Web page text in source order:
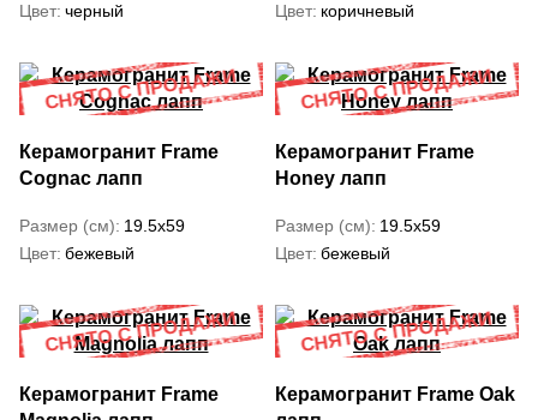
Цвет черный
Цвет коричневый
Керамогранит Frame
Cognac лапп
Размер (см) 19.5x59
Цвет бежевый
Керамогранит Frame
Honey лапп
Размер (см) 19.5x59
Цвет бежевый
Керамогранит Frame
Керамогранит Frame Oak